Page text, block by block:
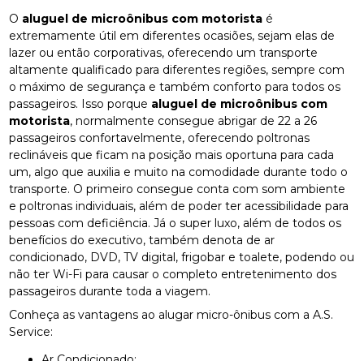
O aluguel de microônibus com motorista é
extremamente útil em diferentes ocasiões, sejam elas de
lazer ou então corporativas, oferecendo um transporte
altamente qualificado para diferentes regiões, sempre com
o máximo de segurança e também conforto para todos os
passageiros. Isso porque aluguel de microônibus com
motorista, normalmente consegue abrigar de 22 a 26
passageiros confortavelmente, oferecendo poltronas
reclináveis que ficam na posição mais oportuna para cada
um, algo que auxilia e muito na comodidade durante todo o
transporte. O primeiro consegue conta com som ambiente
e poltronas individuais, além de poder ter acessibilidade para
pessoas com deficiência. Já o super luxo, além de todos os
benefícios do executivo, também denota de ar
condicionado, DVD, TV digital, frigobar e toalete, podendo ou
não ter Wi-Fi para causar o completo entretenimento dos
passageiros durante toda a viagem.
Conheça as vantagens ao alugar micro-ônibus com a A.S.
Service: